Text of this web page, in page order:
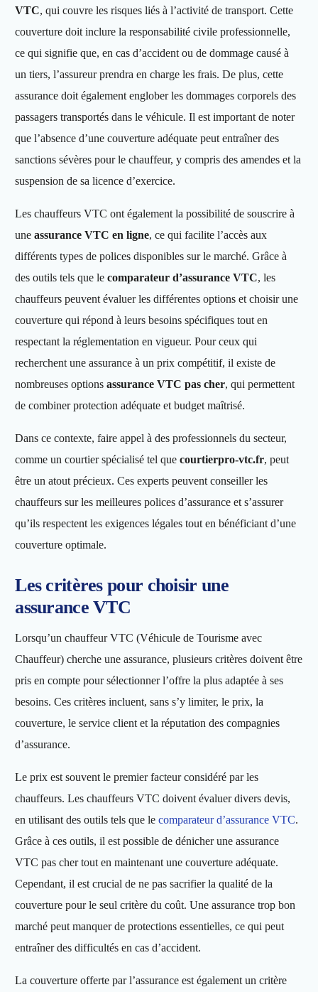
VTC, qui couvre les risques liés à l’activité de transport. Cette
couverture doit inclure la responsabilité civile professionnelle,
ce qui signifie que, en cas d’accident ou de dommage causé à
un tiers, l’assureur prendra en charge les frais. De plus, cette
assurance doit également englober les dommages corporels des
passagers transportés dans le véhicule. Il est important de noter
que l’absence d’une couverture adéquate peut entraîner des
sanctions sévères pour le chauffeur, y compris des amendes et la
suspension de sa licence d’exercice.
Les chauffeurs VTC ont également la possibilité de souscrire à
uneassurance VTC en ligne, ce qui facilite l’accès aux
différents types de polices disponibles sur le marché. Grâce à
des outils tels que lecomparateur d’assurance VTC, les
chauffeurs peuvent évaluer les différentes options et choisir une
couverture qui répond à leurs besoins spécifiques tout en
respectant la réglementation en vigueur. Pour ceux qui
recherchent une assurance à un prix compétitif, il existe de
nombreuses optionsassurance VTC pas cher, qui permettent
de combiner protection adéquate et budget maîtrisé.
Dans ce contexte, faire appel à des professionnels du secteur,
comme un courtier spécialisé tel quecourtierpro-vtc.fr, peut
être un atout précieux. Ces experts peuvent conseiller les
chauffeurs sur les meilleures polices d’assurance et s’assurer
qu’ils respectent les exigences légales tout en bénéficiant d’une
couverture optimale.
Les critères pour choisir une
assurance VTC
Lorsqu’un chauffeur VTC (Véhicule de Tourisme avec
Chauffeur) cherche une assurance, plusieurs critères doivent être
pris en compte pour sélectionner l’offre la plus adaptée à ses
besoins. Ces critères incluent, sans s’y limiter, le prix, la
couverture, le service client et la réputation des compagnies
d’assurance.
Le prix est souvent le premier facteur considéré par les
chauffeurs. Les chauffeurs VTC doivent évaluer divers devis,
en utilisant des outils tels que lecomparateur d’assurance VTC.
Grâce à ces outils, il est possible de dénicher une assurance
VTC pas cher tout en maintenant une couverture adéquate.
Cependant, il est crucial de ne pas sacrifier la qualité de la
couverture pour le seul critère du coût. Une assurance trop bon
marché peut manquer de protections essentielles, ce qui peut
entraîner des difficultés en cas d’accident.
La couverture offerte par l’assurance est également un critère